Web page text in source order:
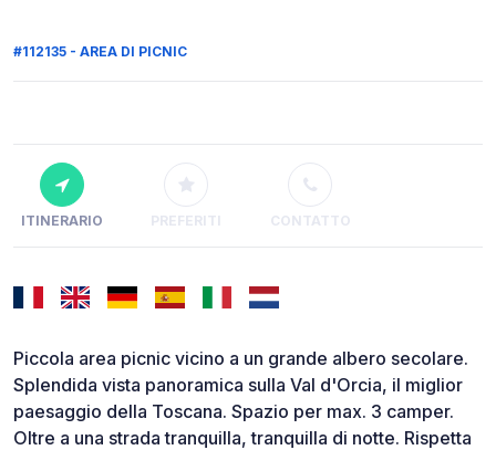
#112135 - AREA DI PICNIC
ITINERARIO PREFERITI CONTATTO
Piccola area picnic vicino a un grande albero secolare.
Splendida vista panoramica sulla Val d'Orcia, il miglior
paesaggio della Toscana. Spazio per max. 3 camper.
Oltre a una strada tranquilla, tranquilla di notte. Rispetta